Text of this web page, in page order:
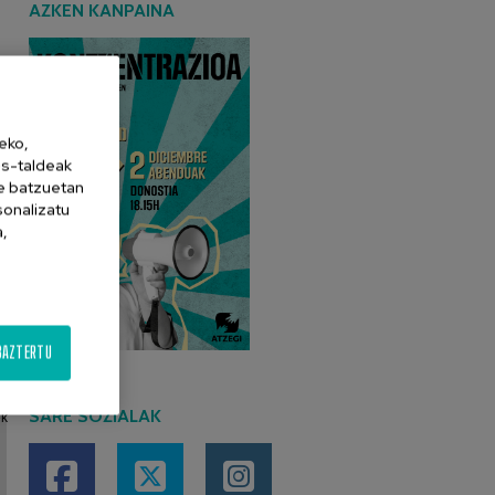
>
AZKEN KANPAINA
SARE SOZIALAK
taldeak
batzuetan